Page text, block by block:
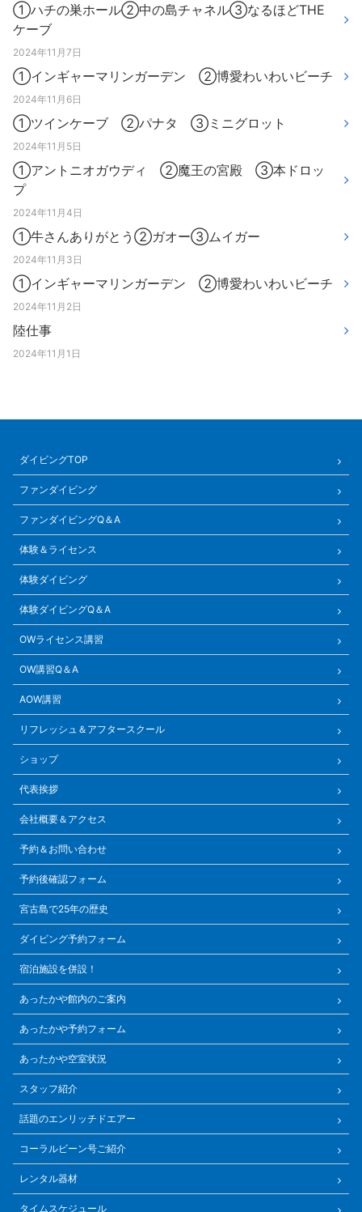
①ハチの巣ホール②中の島チャネル③なるほどTHE
ケーブ
2024年11月7日
①インギャーマリンガーデン ②博愛わいわいビーチ
2024年11月6日
①ツインケーブ ②パナタ ③ミニグロット
2024年11月5日
①アントニオガウディ ②魔王の宮殿 ③本ドロッ
プ
2024年11月4日
①牛さんありがとう②ガオー③ムイガー
2024年11月3日
①インギャーマリンガーデン ②博愛わいわいビーチ
2024年11月2日
陸仕事
2024年11月1日
ダイビングTOP
ファンダイビング
ファンダイビングQ＆A
体験＆ライセンス
体験ダイビング
体験ダイビングQ＆A
OWライセンス講習
OW講習Q＆A
AOW講習
リフレッシュ＆アフタースクール
ショップ
代表挨拶
会社概要＆アクセス
予約＆お問い合わせ
予約後確認フォーム
宮古島で25年の歴史
ダイビング予約フォーム
宿泊施設を併設！
あったかや館内のご案内
あったかや予約フォーム
あったかや空室状況
スタッフ紹介
話題のエンリッチドエアー
コーラルビーン号ご紹介
レンタル器材
タイムスケジュール